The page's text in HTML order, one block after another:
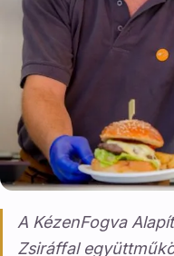
A KézenFogva
Zsiráffal